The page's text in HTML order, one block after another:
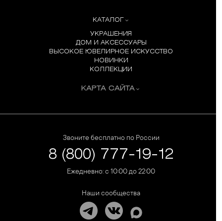
КАТАЛОГ
УКРАШЕНИЯ
ДОМ И АКСЕССУАРЫ
ВЫСОКОЕ ЮВЕЛИРНОЕ ИСКУССТВО
НОВИНКИ
КОЛЛЕКЦИИ
КАРТА САЙТА
Звоните бесплатно по России
8 (800) 777-19-12
Ежедневно: с 10:00 до 22:00
Наши сообщества